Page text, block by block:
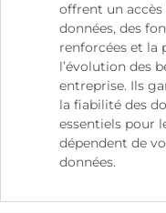
offrent un accès
données, des
renforcées et la
l’évolution des
entreprise. Ils
la fiabilité des
essentiels pour
dépendent de
données.